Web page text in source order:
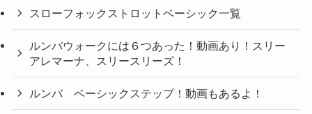
スローフォックストロットベーシック一覧
ルンバウォークには６つあった！動画あり！スリー
アレマーナ、スリースリーズ！
ルンバ ベーシックステップ！動画もあるよ！